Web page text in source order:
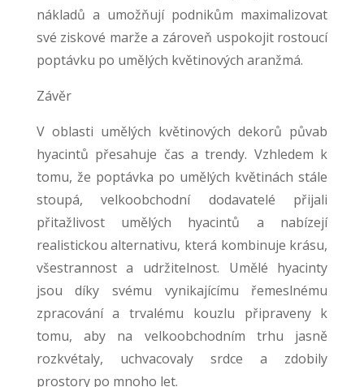
nákladů a umožňují podnikům maximalizovat
své ziskové marže a zároveň uspokojit rostoucí
poptávku po umělých květinových aranžmá.
Závěr
V oblasti umělých květinových dekorů půvab
hyacintů přesahuje čas a trendy. Vzhledem k
tomu, že poptávka po umělých květinách stále
stoupá, velkoobchodní dodavatelé přijali
přitažlivost umělých hyacintů a nabízejí
realistickou alternativu, která kombinuje krásu,
všestrannost a udržitelnost. Umělé hyacinty
jsou díky svému vynikajícímu řemeslnému
zpracování a trvalému kouzlu připraveny k
tomu, aby na velkoobchodním trhu jasně
rozkvétaly, uchvacovaly srdce a zdobily
prostory po mnoho let.